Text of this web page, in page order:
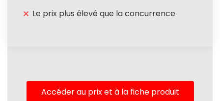
Le prix plus élevé que la concurrence
Accéder au prix et à la fiche produit